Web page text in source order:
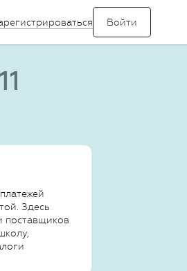
Здесь
поставщиков